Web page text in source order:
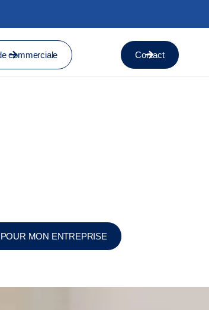
commerciale Contact
MON ENTREPRISE